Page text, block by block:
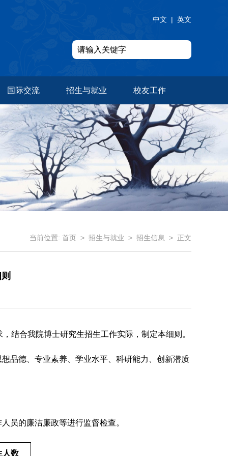
中文 | 英文
国际交流 招生与就业 校友工作
当前位置: 首页 > 招生与就业 > 招生信息 > 正文
结合我院博士研究生招生工作实际，制定本细则。
品德、专业素养、学业水平、科研能力、创新潜质
员的廉洁廉政等进行监督检查。
人数